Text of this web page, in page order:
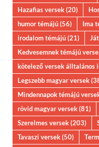
Hazafias versek(20)
humor témájú(56) Ima
irodalom témájú(21)
Kedvesemnek témájú
kötelező versek álltalános
Legszebb magyar versek
Mindennapok témájú
rövid magyar versek(81)
Szerelmes versek(203)
Tavaszi versek(50)